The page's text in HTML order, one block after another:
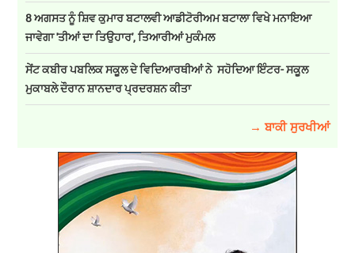
8 ਅਗਸਤ ਨੂੰ ਸ਼ਿਵ ਕੁਮਾਰ ਬਟਾਲਵੀ ਆਡੀਟੋਰੀਅਮ ਬਟਾਲਾ ਵਿਖੇ ਮਨਾਇਆ
ਜਾਵੇਗਾ 'ਤੀਆਂ ਦਾ ਤਿਉਹਾਰ', ਤਿਆਰੀਆਂ ਮੁਕੰਮਲ
ਸੇਂਟ ਕਬੀਰ ਪਬਲਿਕ ਸਕੂਲ ਦੇ ਵਿਦਿਆਰਥੀਆਂ ਨੇ ਸਹੋਦਿਆ ਇੰਟਰ- ਸਕੂਲ
ਮੁਕਾਬਲੇ ਦੌਰਾਨ ਸ਼ਾਨਦਾਰ ਪ੍ਰਦਰਸ਼ਨ ਕੀਤਾ
→ ਬਾਕੀ ਸੁਰਖੀਆਂ